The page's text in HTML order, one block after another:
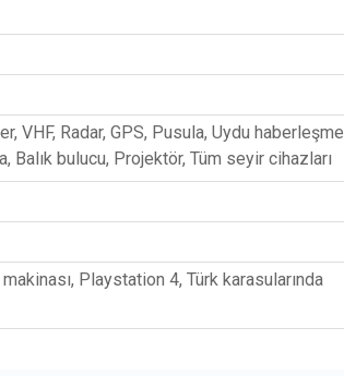
VHF, Radar, GPS, Pusula, Uydu haberleşme
Balık bulucu, Projektör, Tüm seyir cihazları
Playstation 4, Türk karasularında